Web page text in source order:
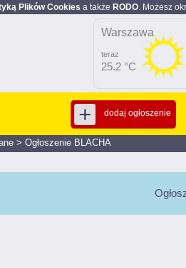
Plików Cookies a także RODO. Możesz
Warszawa
teraz
25.2 °C
dodaj ogłoszenie
> Ogłoszenie BLACHA